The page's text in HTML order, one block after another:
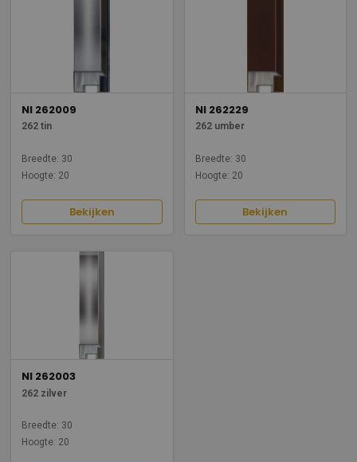
NI 262009
262 tin
Breedte: 30
Hoogte: 20
Bekijken
NI 262229
262 umber
Breedte: 30
Hoogte: 20
Bekijken
NI 262003
262 zilver
Breedte: 30
Hoogte: 20